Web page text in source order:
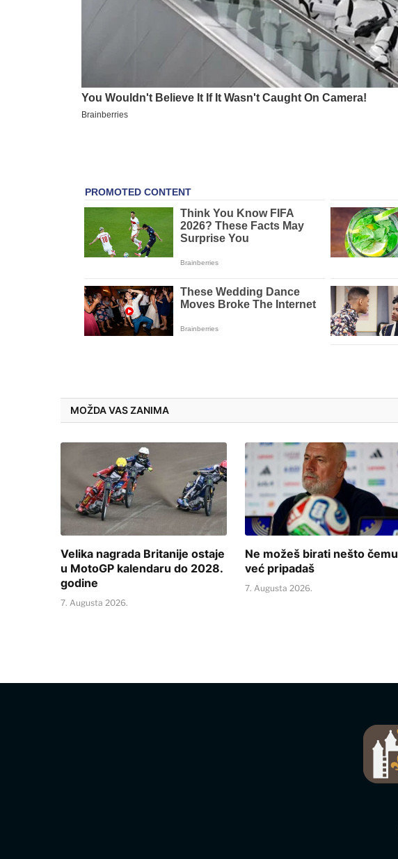
MOŽDA VAS ZANIMA
Velika nagrada Britanije ostaje
u MotoGP kalendaru do 2028.
godine
7. Augusta 2026.
Ne možeš birati nešto čemu
već pripadaš
7. Augusta 2026.